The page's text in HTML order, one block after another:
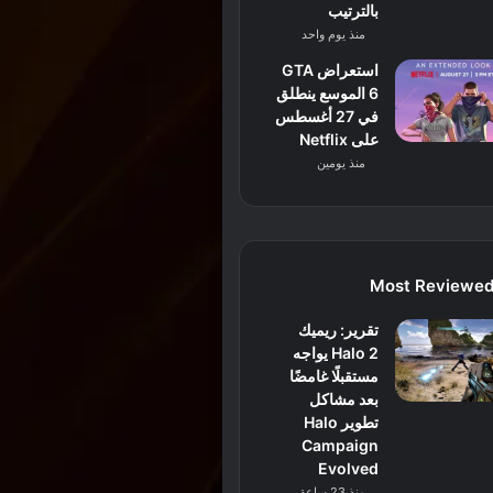
بالترتيب
منذ يوم واحد
استعراض GTA
6 الموسع ينطلق
في 27 أغسطس
على Netflix
منذ يومين
Most
تقرير: ريميك
Halo 2 يواجه
مستقبلًا غامضًا
بعد مشاكل
تطوير Halo
Campaign
Evolved